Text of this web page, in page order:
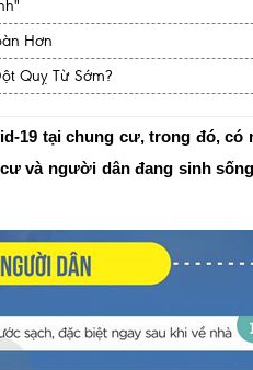
Hơn
Quỵ Từ Sớm?
19 tại chung cư, trong đó, có
và người dân đang sinh